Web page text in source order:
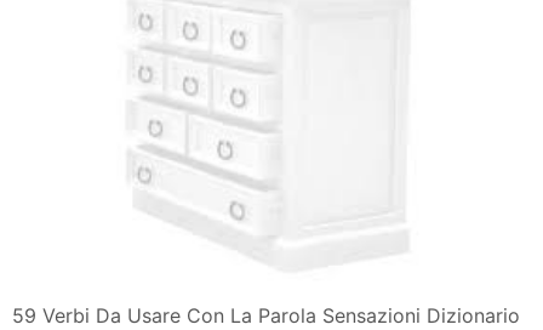
59 Verbi Da Usare Con La Parola Sensazioni Dizionario